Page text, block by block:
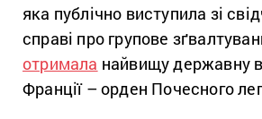
яка публічно виступила зі
справі про групове
отримала найвищу державну
Франції – орден Почесного